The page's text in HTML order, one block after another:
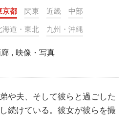
京都 関東 近畿 中部
海道・東北 九州・沖縄
, 映像・写真
や夫、そして彼らと過ごした
続けている。彼女が彼らを撮